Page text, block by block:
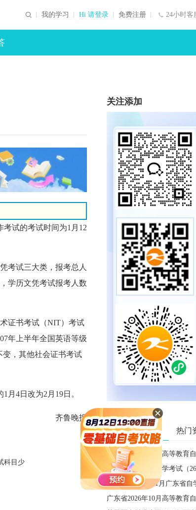
24小时客
我的学习 Hi 请登录 免费注册
试的考试时间为1月12
考试三大类，报考总人
学历文凭考试报考人数
证书考试（NIT）考试
年上半年全国英语等级
变，其他社会证书考试
4日改为2月19日。
齐鲁晚报
科目少
关注添加
相关资讯推荐 热门
宁夏2026年下半年高等教育
广东省2026年10月高等教育